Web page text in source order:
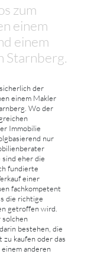
zum
einem
einem
Starnberg.
der
einem Makler
Wo der
Immobilie
nur
sind eher die
fundierte
einer
fachkompetent
die richtige
getroffen wird.
solchen
bestehen, die
kaufen oder das
anderen